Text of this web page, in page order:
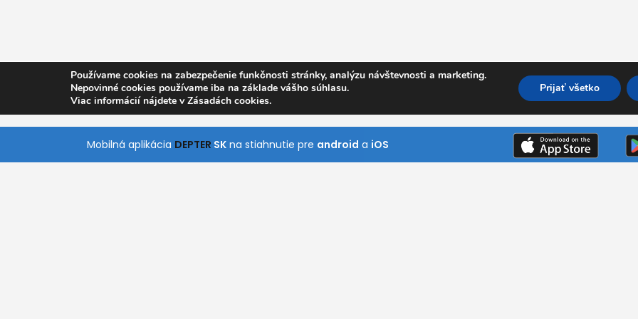
Mobilná aplikácia DEPTER SK na stiahnutie pre android a iOS
Používame cookies na zabezpečenie funkčnosti stránky, analýzu návštevnosti a marketing.
Nepovinné cookies používame iba na základe vášho súhlasu.
Viac informácií nájdete v Zásadách cookies.
Prijať všetko